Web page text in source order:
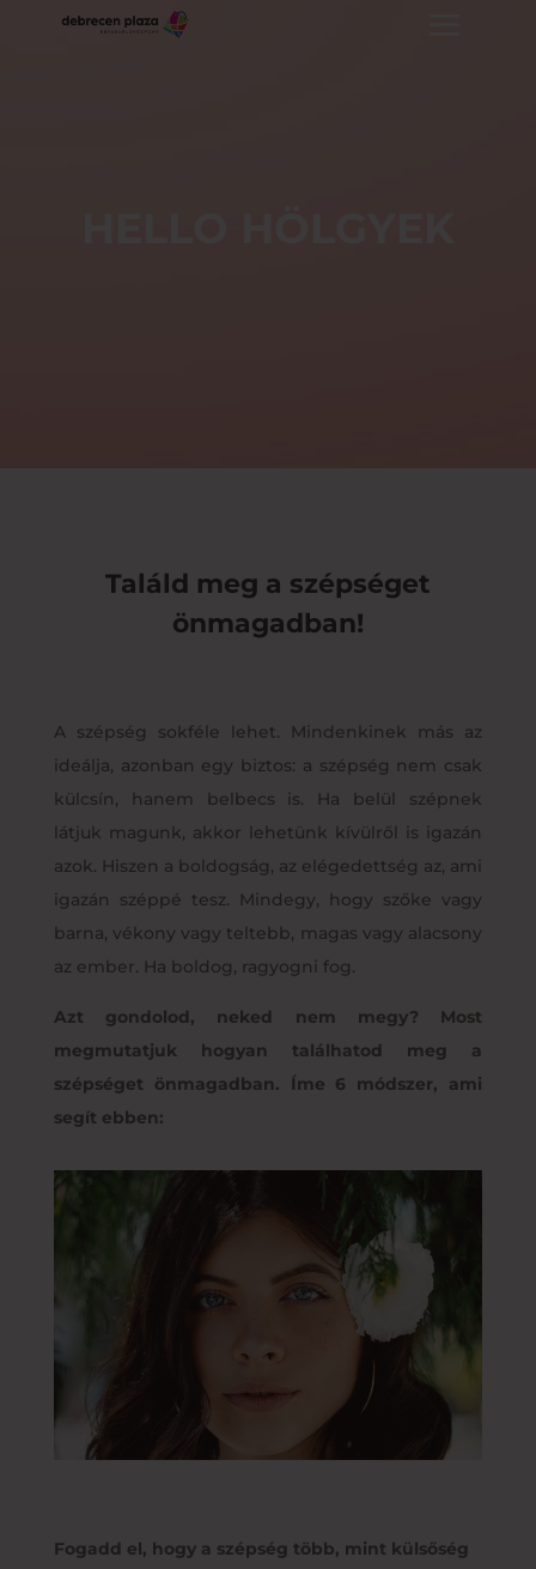
Találd meg a szépséget
önmagadban!
A szépség sokféle lehet. Mindenkinek más az
ideálja, azonban egy biztos: a szépség nem csak
külcsín, hanem belbecs is. Ha belül szépnek
látjuk magunk, akkor lehetünk kívülről is igazán
azok. Hiszen a boldogság, az elégedettség az, ami
igazán széppé tesz. Mindegy, hogy szőke vagy
barna, vékony vagy teltebb, magas vagy alacsony
az ember. Ha boldog, ragyogni fog.
Azt gondolod, neked nem megy? Most
megmutatjuk hogyan találhatod meg a
szépséget önmagadban. Íme 6 módszer, ami
segít ebben:
Fogadd el, hogy a szépség több, mint külsőség